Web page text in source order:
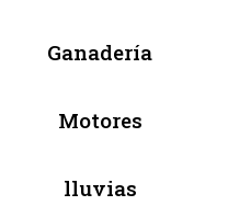
Ganadería
Motores
lluvias